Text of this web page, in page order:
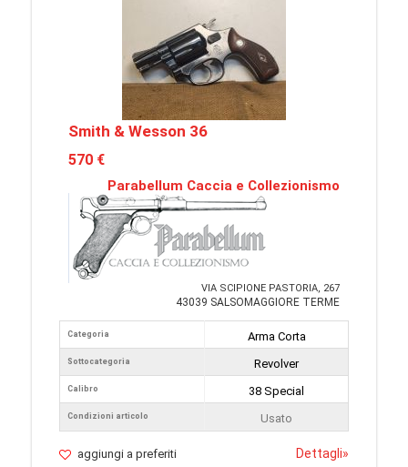
Smith & Wesson 36
570 €
Parabellum Caccia e Collezionismo
VIA SCIPIONE PASTORIA, 267
43039 SALSOMAGGIORE TERME
Categoria
Sottocategoria
Calibro
Condizioni articolo
Arma Corta
Revolver
38 Special
Usato
aggiungi a preferiti Dettagli»